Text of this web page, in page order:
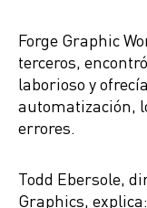
Forge Graphic
terceros,
laborioso y
automatización,
errores.
Todd Ebersole,
Graphics,